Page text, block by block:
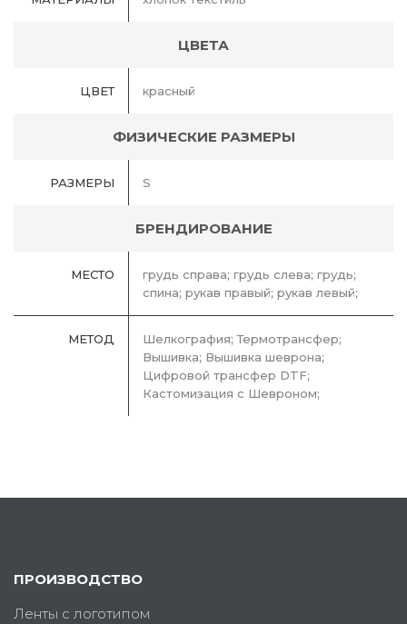
ЦВЕТА
ЦВЕТ красный
ФИЗИЧЕСКИЕ РАЗМЕРЫ
РАЗМЕРЫ S
БРЕНДИРОВАНИЕ
МЕСТО
грудь справа; грудь слева; грудь;
спина; рукав правый; рукав левый;
МЕТОД
Шелкография; Термотрансфер;
Вышивка; Вышивка шеврона;
Цифровой трансфер DTF;
Кастомизация с Шевроном;
ПРОИЗВОДСТВО
Ленты с логотипом